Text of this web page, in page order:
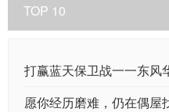
TOP 10
愿你经历磨难，仍在偶屋